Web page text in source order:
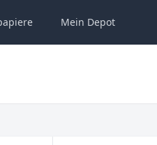
Mein Depot